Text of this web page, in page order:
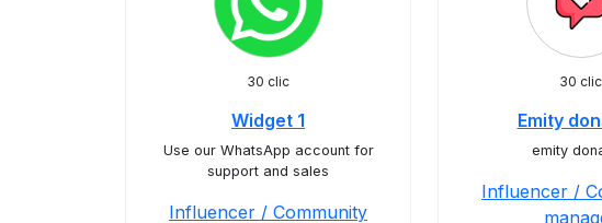
30 clic
Widget 1
Use our WhatsApp account for
support and sales
Influencer / Community
30 clic
Emity
emity
Influencer /